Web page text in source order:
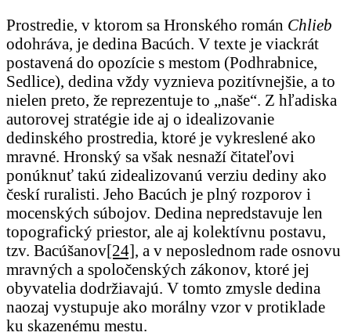
Prostredie, v ktorom sa Hronského román Chlieb
odohráva, je dedina Bacúch. V texte je viackrát
postavená do opozície s mestom (Podhrabnice,
Sedlice), dedina vždy vyznieva pozitívnejšie, a to
nielen preto, že reprezentuje to „naše“. Z hľadiska
autorovej stratégie ide aj o idealizovanie
dedinského prostredia, ktoré je vykreslené ako
mravné. Hronský sa však nesnaží čitateľovi
ponúknuť takú zidealizovanú verziu dediny ako
českí ruralisti. Jeho Bacúch je plný rozporov i
mocenských súbojov. Dedina nepredstavuje len
topografický priestor, ale aj kolektívnu postavu,
tzv. Bacúšanov[24], a v neposlednom rade osnovu
mravných a spoločenských zákonov, ktoré jej
obyvatelia dodržiavajú. V tomto zmysle dedina
naozaj vystupuje ako morálny vzor v protiklade
ku skazenému mestu.